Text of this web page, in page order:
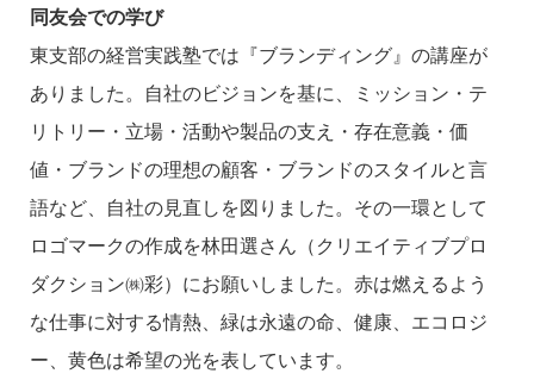
同友会での学び
東支部の経営実践塾では『ブランディング』の講座が
ありました。自社のビジョンを基に、ミッション・テ
リトリー・立場・活動や製品の支え・存在意義・価
値・ブランドの理想の顧客・ブランドのスタイルと言
語など、自社の見直しを図りました。その一環として
ロゴマークの作成を林田選さん（クリエイティブプロ
ダクション㈱彩）にお願いしました。赤は燃えるよう
な仕事に対する情熱、緑は永遠の命、健康、エコロジ
ー、黄色は希望の光を表しています。